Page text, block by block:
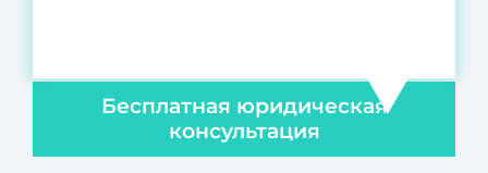
Бесплатная юридическая
консультация